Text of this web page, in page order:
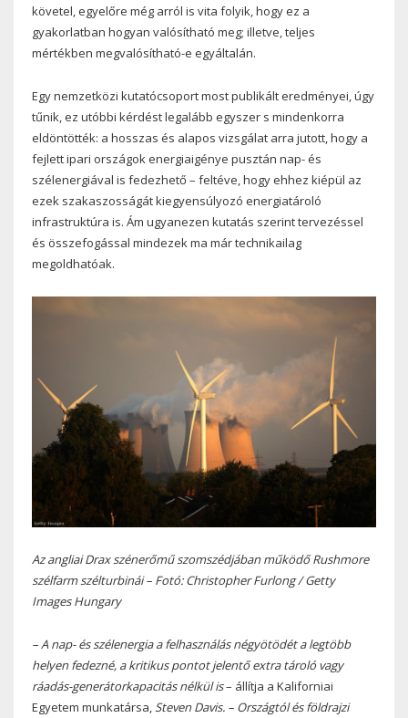
követel, egyelőre még arról is vita folyik, hogy ez a
gyakorlatban hogyan valósítható meg; illetve, teljes
mértékben megvalósítható-e egyáltalán.
Egy nemzetközi kutatócsoport most publikált eredményei, úgy
tűnik, ez utóbbi kérdést legalább egyszer s mindenkorra
eldöntötték: a hosszas és alapos vizsgálat arra jutott, hogy a
fejlett ipari országok energiaigénye pusztán nap- és
szélenergiával is fedezhető – feltéve, hogy ehhez kiépül az
ezek szakaszosságát kiegyensúlyozó energiatároló
infrastruktúra is. Ám ugyanezen kutatás szerint tervezéssel
és összefogással mindezek ma már technikailag
megoldhatóak.
Az angliai Drax szénerőmű szomszédjában működő Rushmore
szélfarm szélturbinái – Fotó: Christopher Furlong / Getty
Images Hungary
– A nap- és szélenergia a felhasználás négyötödét a legtöbb
helyen fedezné, a kritikus pontot jelentő extra tároló vagy
ráadás-generátorkapacitás nélkül is– állítja a Kaliforniai
Egyetem munkatársa, Steven Davis. – Országtól és földrajzi